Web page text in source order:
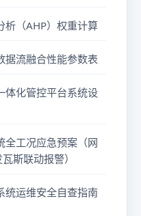
析（AHP）权重计算
据流融合性能参数表
体化管控平台系统设
全工况应急预案（网
斯联动报警）
统运维安全自查指南